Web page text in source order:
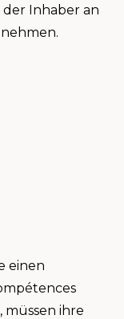
der Inhaber an
einen
müssen ihre